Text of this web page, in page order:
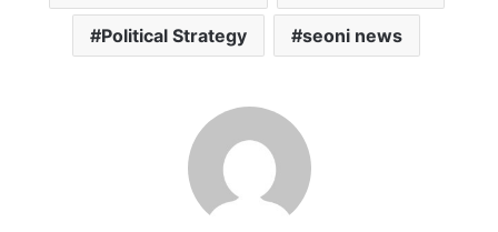
Political Strategy seoni news